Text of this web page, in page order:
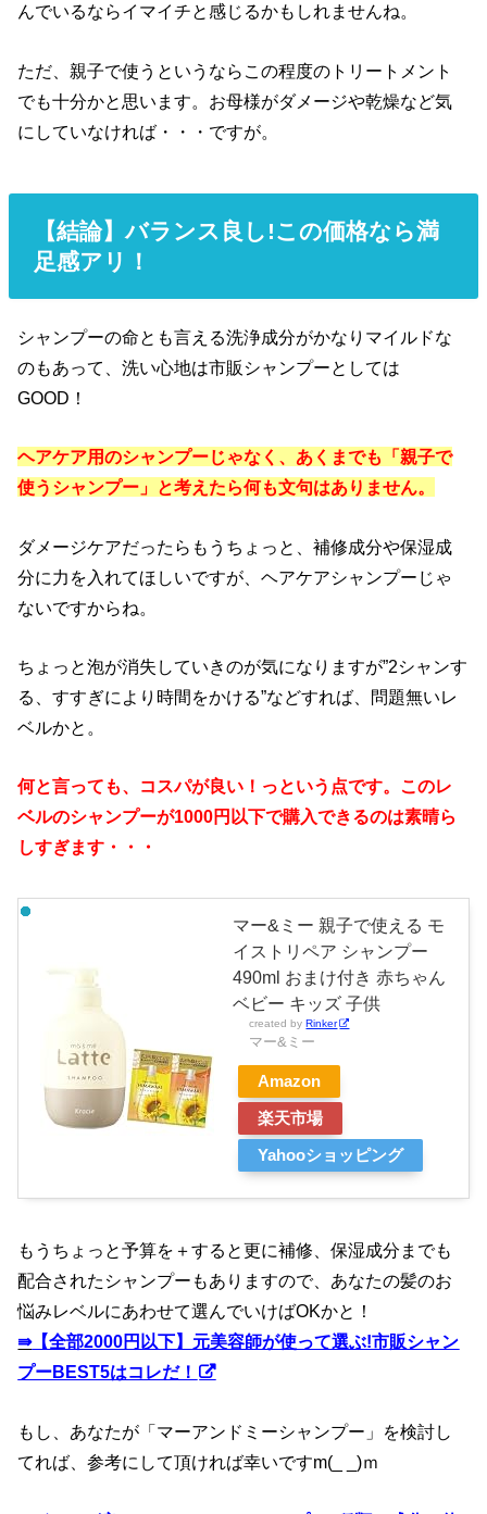
んでいるならイマイチと感じるかもしれませんね。
ただ、親子で使うというならこの程度のトリートメント
でも十分かと思います。お母様がダメージや乾燥など気
にしていなければ・・・ですが。
【結論】バランス良し!この価格なら満
足感アリ！
シャンプーの命とも言える洗浄成分がかなりマイルドな
のもあって、洗い心地は市販シャンプーとしては
GOOD！
ヘアケア用のシャンプーじゃなく、あくまでも「親子で
使うシャンプー」と考えたら何も文句はありません。
ダメージケアだったらもうちょっと、補修成分や保湿成
分に力を入れてほしいですが、ヘアケアシャンプーじゃ
ないですからね。
ちょっと泡が消失していきのが気になりますが”2シャンす
る、すすぎにより時間をかける”などすれば、問題無いレ
ベルかと。
何と言っても、コスパが良い！っという点です。このレ
ベルのシャンプーが1000円以下で購入できるのは素晴ら
しすぎます・・・
マー&ミー 親子で使える モ
イストリペア シャンプー
490ml おまけ付き 赤ちゃん
ベビー キッズ 子供
created byRinker
マー&ミー
Amazon
楽天市場
Yahooショッピング
もうちょっと予算を＋すると更に補修、保湿成分までも
配合されたシャンプーもありますので、あなたの髪のお
悩みレベルにあわせて選んでいけばOKかと！
⇛【全部2000円以下】元美容師が使って選ぶ!市販シャン
プーBEST5はコレだ！
もし、あなたが「マーアンドミーシャンプー」を検討し
てれば、参考にして頂ければ幸いですm(_ _)ｍ